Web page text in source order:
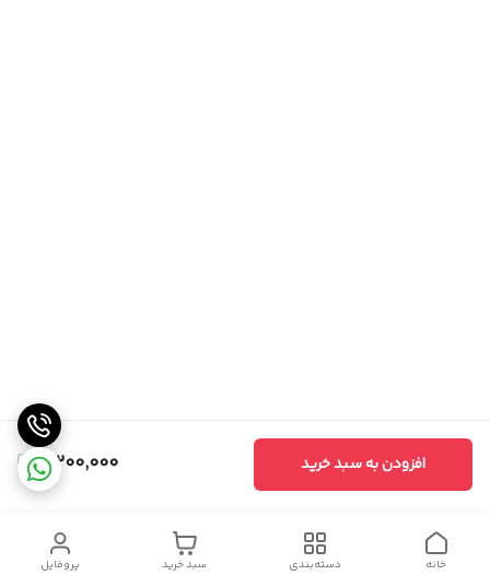
3,200,000 افزودن به سبد خرید
پروفایل سبد خرید دسته‌بندی خانه